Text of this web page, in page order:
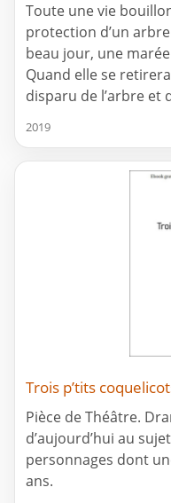
Toute une vie
protection d’un
beau jour, une
Quand elle se
disparu de l’arbre et
2019
Trois p’tits
Pièce de Théâtre.
d’aujourd’hui au
personnages dont
ans.